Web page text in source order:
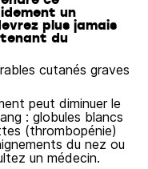
un
plus jamais
du
cutanés graves
peut diminuer le
: globules blancs
(thrombopénie)
du nez ou
un médecin.